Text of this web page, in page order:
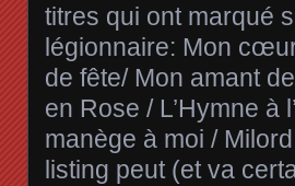
titres qui ont marqué
légionnaire: Mon
de fête/ Mon amant
en Rose / L’Hymne à
manège à moi /
listing peut (et va